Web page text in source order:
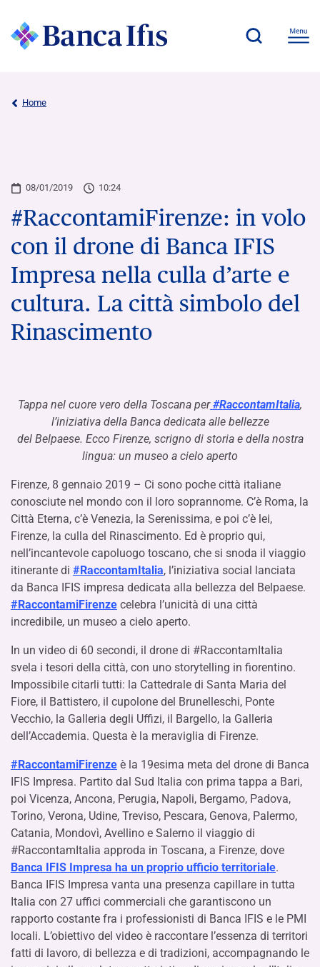
Home
08/01/2019 10:24
#RaccontamiFirenze: in volo
con il drone di Banca IFIS
Impresa nella culla d’arte e
cultura. La città simbolo del
Rinascimento
Tappa nel cuore vero della Toscana per#RaccontamItalia,
l’iniziativa della Banca dedicata alle bellezze
del Belpaese. Ecco Firenze, scrigno di storia e della nostra
lingua: un museo a cielo aperto
Firenze, 8 gennaio 2019 – Ci sono poche città italiane
conosciute nel mondo con il loro soprannome. C’è Roma, la
Città Eterna, c’è Venezia, la Serenissima, e poi c’è lei,
Firenze, la culla del Rinascimento. Ed è proprio qui,
nell’incantevole capoluogo toscano, che si snoda il viaggio
itinerante di #RaccontamItalia, l’iniziativa social lanciata
da Banca IFIS impresa dedicata alla bellezza del Belpaese.
#RaccontamiFirenze celebra l’unicità di una città
incredibile, un museo a cielo aperto.
In un video di 60 secondi, il drone di #RaccontamItalia
svela i tesori della città, con uno storytelling in fiorentino.
Impossibile citarli tutti: la Cattedrale di Santa Maria del
Fiore, il Battistero, il cupolone del Brunelleschi, Ponte
Vecchio, la Galleria degli Uffizi, il Bargello, la Galleria
dell’Accademia. Questa è la meraviglia di Firenze.
#RaccontamiFirenze è la 19esima meta del drone di Banca
IFIS Impresa. Partito dal Sud Italia con prima tappa a Bari,
poi Vicenza, Ancona, Perugia, Napoli, Bergamo, Padova,
Torino, Verona, Udine, Treviso, Pescara, Genova, Palermo,
Catania, Mondovì, Avellino e Salerno il viaggio di
#RaccontamItalia approda in Toscana, a Firenze, dove
Banca IFIS Impresa ha un proprio ufficio territoriale.
Banca IFIS Impresa vanta una presenza capillare in tutta
Italia con 27 uffici commerciali che garantiscono un
rapporto costante fra i professionisti di Banca IFIS e le PMI
locali. L’obiettivo del video è raccontare l’essenza di territori
fatti di lavoro, di bellezza e di tradizioni, accompagnando le